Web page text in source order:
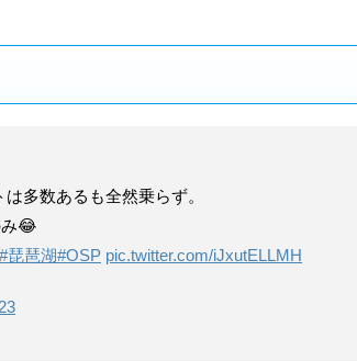
多数あるも全然乗らず。
み😂
#琵琶湖#OSP pic.twitter.com/iJxutELLMH